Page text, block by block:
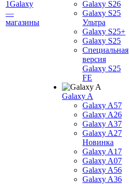
1Galaxy
—
магазины
Galaxy S26
Galaxy S25
Ультра
Galaxy S25+
Galaxy S25
Специальная
версия
Galaxy S25
FE
Galaxy A
Galaxy A57
Galaxy A26
Galaxy A37
Galaxy A27
Новинка
Galaxy A17
Galaxy A07
Galaxy A56
Galaxy A36